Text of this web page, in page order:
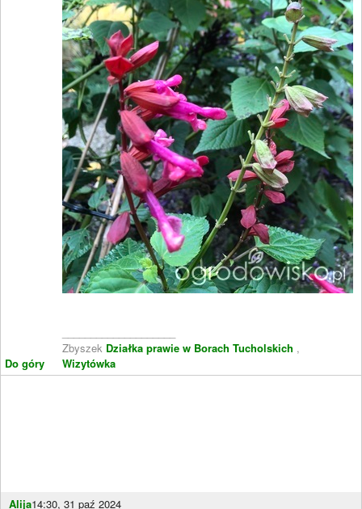
Do góry
Zbyszek Działka prawie w Borach Tucholskich ,
Wizytówka
Alija14:30, 31 paź 2024